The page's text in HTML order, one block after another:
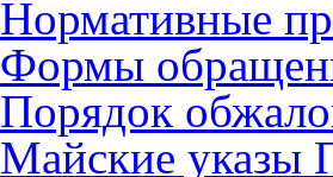
Нормативные
Формы
Порядок
Майские указы